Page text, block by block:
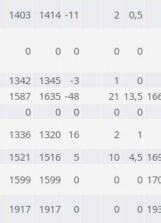
1403 1414 -11 2 0,5
0 0 0 0 0
1342 1345 -3 1
0
1587 1635 -48 21 13,5
0 0 0 0
0
1336 1320 16 2
1
1521 1516 5 10 4,5
1599 1599 0 0 0
1917 1917 0 0 0